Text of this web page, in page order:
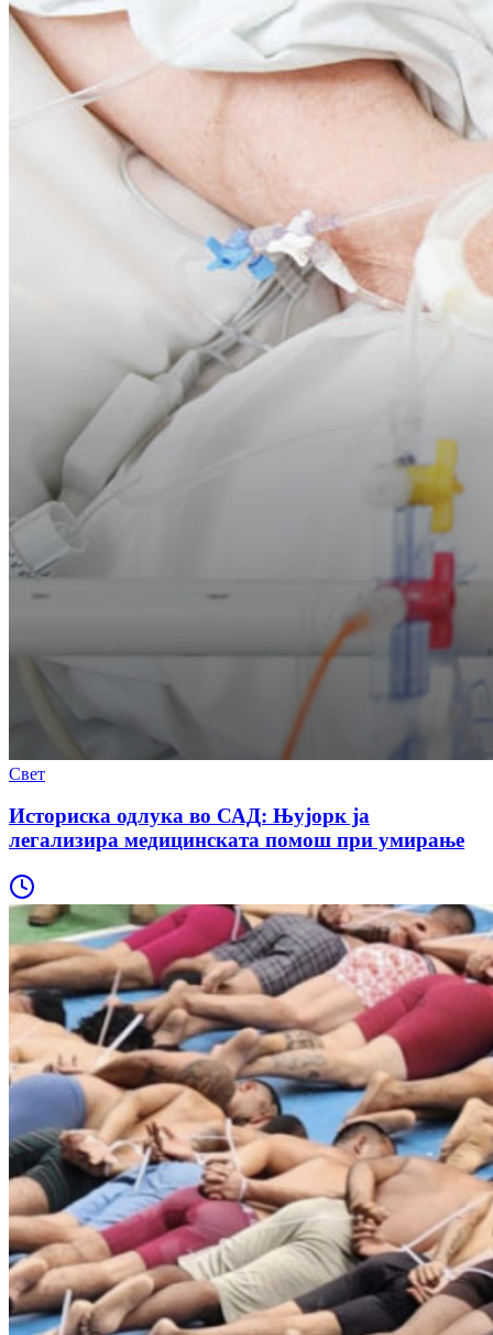
Свет
Историска одлука во САД: Њујорк ја
легализира медицинската помош при умирање